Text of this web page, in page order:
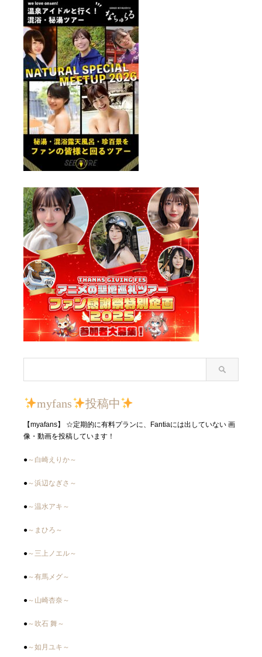
myfans 投稿中
【myafans】 ☆定期的に有料プランに、Fantiaには出していない 画
像・動画を投稿しています！
●～白崎えりか～
●～浜辺なぎさ～
●～温水アキ～
●～まひろ～
●～三上ノエル～
●～有馬メグ～
●～山崎杏奈～
●～吹石 舞～
●～如月ユキ～